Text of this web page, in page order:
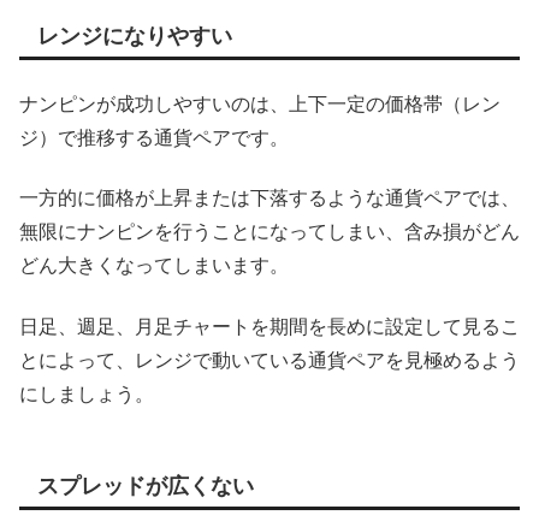
レンジになりやすい
ナンピンが成功しやすいのは、上下一定の価格帯（レン
ジ）で推移する通貨ペアです。
一方的に価格が上昇または下落するような通貨ペアでは、
無限にナンピンを行うことになってしまい、含み損がどん
どん大きくなってしまいます。
日足、週足、月足チャートを期間を長めに設定して見るこ
とによって、レンジで動いている通貨ペアを見極めるよう
にしましょう。
スプレッドが広くない